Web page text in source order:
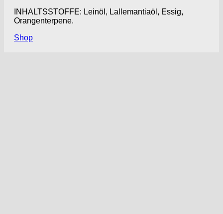
INHALTSSTOFFE: Leinöl, Lallemantiaöl, Essig,
Orangenterpene.
Shop